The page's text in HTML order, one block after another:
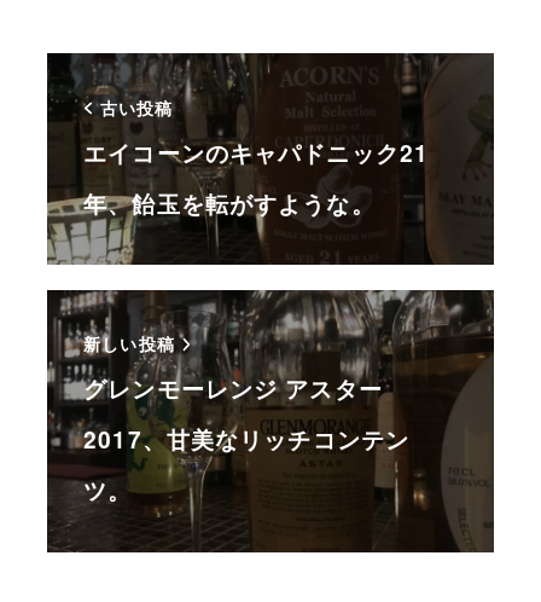
古い投稿
エイコーンのキャパドニック21
年、飴玉を転がすような。
新しい投稿
グレンモーレンジ アスター
2017、甘美なリッチコンテン
ツ。